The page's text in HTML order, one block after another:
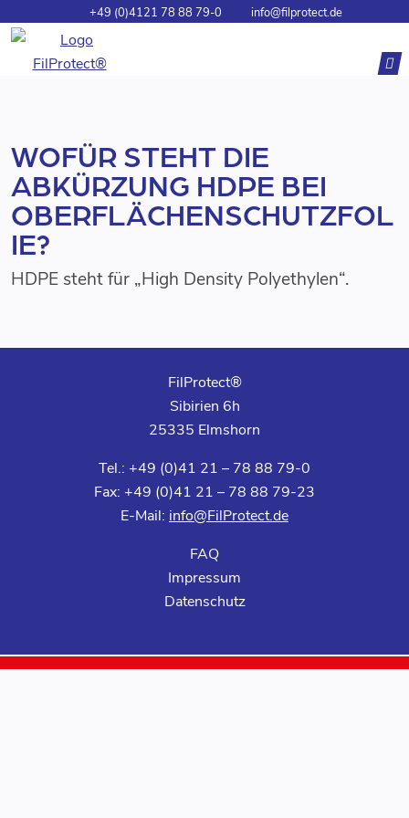
+49 (0)4121 78 88 79-0 info@filprotect.de
WOFÜR STEHT DIE
ABKÜRZUNG HDPE BEI
OBERFLÄCHENSCHUTZFOL
IE?
HDPE steht für „High Density Polyethylen“.
FilProtect®
Sibirien 6h
25335 Elmshorn
Tel.: +49 (0)41 21 – 78 88 79-0
Fax: +49 (0)41 21 – 78 88 79-23
E-Mail: info@FilProtect.de
FAQ
Impressum
Datenschutz